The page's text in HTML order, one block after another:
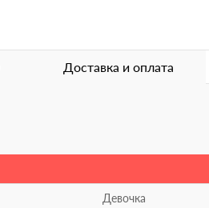
Доставка и оплата
Девочка